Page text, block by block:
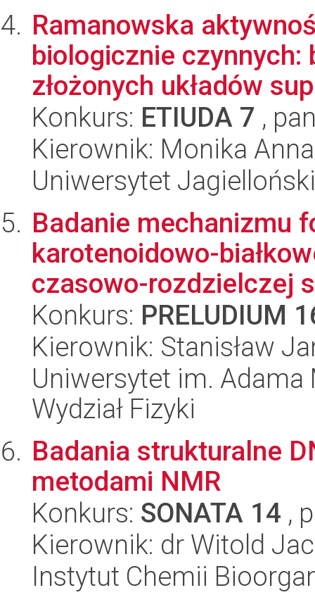
Ramanowska
biologicznie czynnych:
złożonych układów
Konkurs: ETIUDA 7 ,
Kierownik: Monika Anna
Uniwersytet
Badanie mechanizmu
karotenoidowo-
czasowo-rozdzielczej
Konkurs: PRELUDIUM
Kierownik: Stanisław
Uniwersytet im.
Wydział Fizyki
Badania strukturalne
metodami NMR
Konkurs: SONATA 14 ,
Kierownik: dr Witold
Instytut Chemii